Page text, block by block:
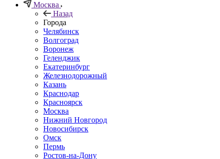
Москва
Назад
Города
Челябинск
Волгоград
Воронеж
Геленджик
Екатеринбург
Железнодорожный
Казань
Краснодар
Красноярск
Москва
Нижний Новгород
Новосибирск
Омск
Пермь
Ростов-на-Дону